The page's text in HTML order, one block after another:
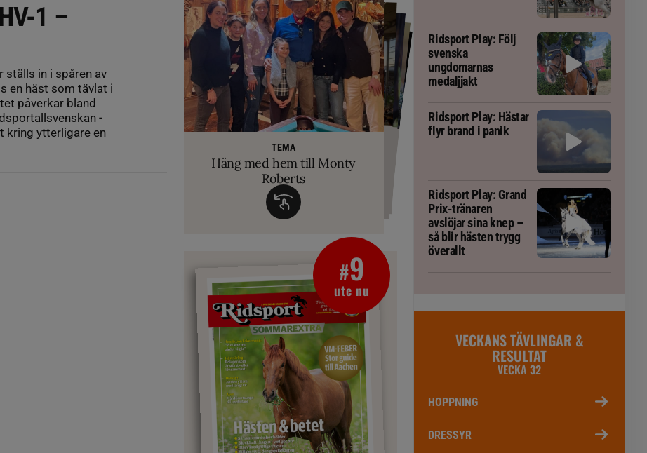
1 –
ställs in i spåren av
en häst som tävlat i
påverkar bland
-
kring ytterligare en
TEMA
Häng med hem till Monty
Roberts
VM-febern stiger – här är allt
inför Aachen
TEMA
Allt du behöver veta om fång
VETERINÄRT
Så märker du om din häst blivit
biten av huggorm
RIDSPORT PLAY
Ridsport Play: Grand Prix-tränaren
avslöjar sina knep – så blir hästen trygg överallt
#9
ute nu
Ridsport Play: Följ
svenska
ungdomarnas
medaljjakt
Ridsport Play: Hästar
flyr brand i panik
Ridsport Play: Grand
Prix-tränaren
avslöjar sina knep –
så blir hästen trygg
överallt
VECKANS TÄVLINGAR &
RESULTAT
VECKA 32
HOPPNING
DRESSYR